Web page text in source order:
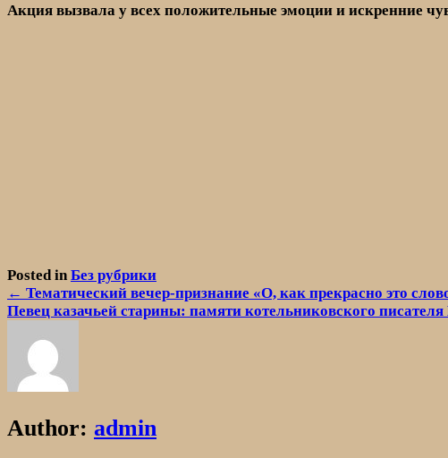
Акция вызвала у всех положительные эмоции и искренние
Posted inБез рубрики
Навигация
по
записям
← Тематический вечер-признание «О, как прекрасно это
Певец казачьей старины: памяти котельниковского
Author: admin